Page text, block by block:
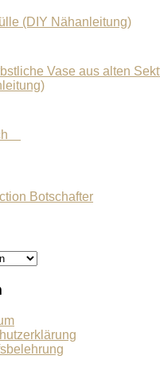
(DIY Nähanleitung)
Vase aus alten